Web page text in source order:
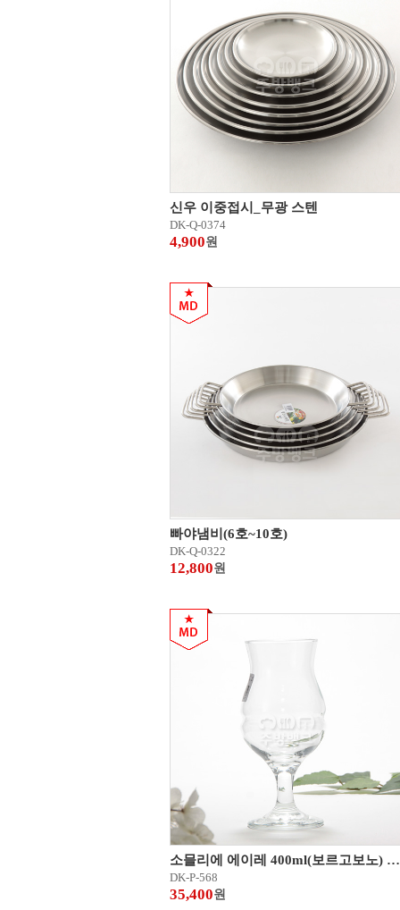
신우 이중접시_무광 스텐
DK-Q-0374
4,900원
빠야냄비(6호~10호)
DK-Q-0322
12,800원
소믈리에 에이레 400ml(보르고보노) (6개 묶음)
DK-P-568
35,400원